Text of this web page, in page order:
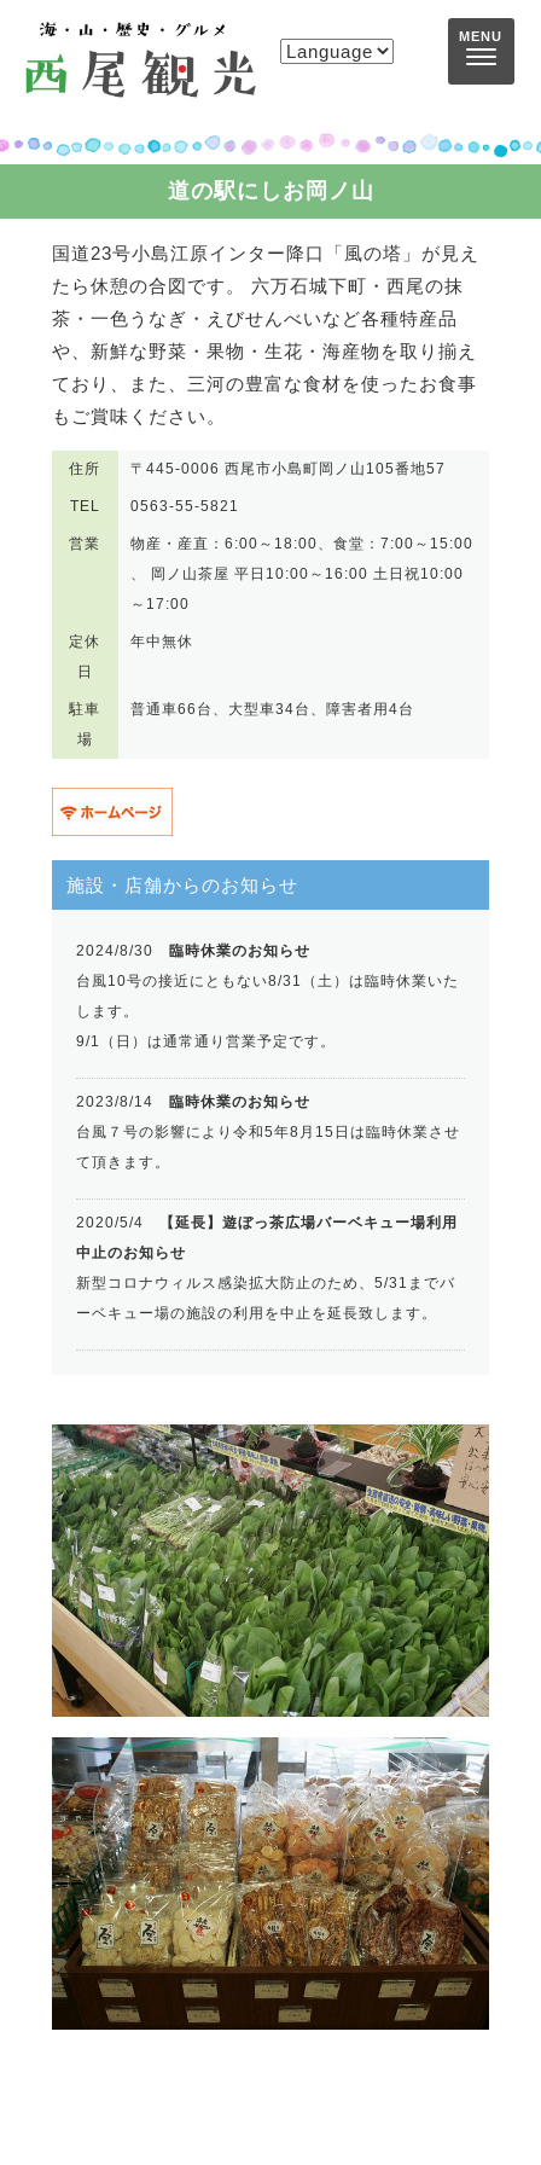
コンテンツへスキップ
道の駅にしお岡ノ山
国道23号小島江原インター降口「風の塔」が見え
たら休憩の合図です。 六万石城下町・西尾の抹
茶・一色うなぎ・えびせんべいなど各種特産品
や、新鮮な野菜・果物・生花・海産物を取り揃え
ており、また、三河の豊富な食材を使ったお食事
もご賞味ください。
住所 〒445-0006 西尾市小島町岡ノ山105番地57
TEL 0563-55-5821
営業
物産・産直：6:00～18:00、食堂：7:00～15:00
、 岡ノ山茶屋 平日10:00～16:00 土日祝10:00
～17:00
定休
日
年中無休
駐車
場
普通車66台、大型車34台、障害者用4台
施設・店舗からのお知らせ
2024/8/30
臨時休業のお知らせ
台風10号の接近にともない8/31（土）は臨時休業いた
します。
9/1（日）は通常通り営業予定です。
2023/8/14
臨時休業のお知らせ
台風７号の影響により令和5年8月15日は臨時休業させ
て頂きます。
2020/5/4
【延長】遊ぼっ茶広場バーベキュー場利用
中止のお知らせ
新型コロナウィルス感染拡大防止のため、5/31までバ
ーベキュー場の施設の利用を中止を延長致します。
MENU